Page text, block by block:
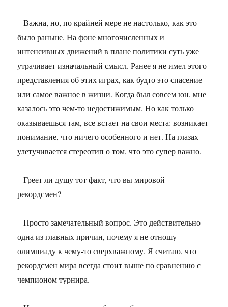
– Важна, но, по крайней мере не настолько, как это
было раньше. На фоне многочисленных и
интенсивных движений в плане политики суть уже
утрачивает изначальный смысл. Ранее я не имел этого
представления об этих играх, как будто это спасение
или самое важное в жизни. Когда был совсем юн, мне
казалось это чем-то недостижимым. Но как только
оказываешься там, все встает на свои места: возникает
понимание, что ничего особенного и нет. На глазах
улетучивается стереотип о том, что это супер важно.
– Греет ли душу тот факт, что вы мировой
рекордсмен?
– Просто замечательный вопрос. Это действительно
одна из главных причин, почему я не отношу
олимпиаду к чему-то сверхважному. Я считаю, что
рекордсмен мира всегда стоит выше по сравнению с
чемпионом турнира.